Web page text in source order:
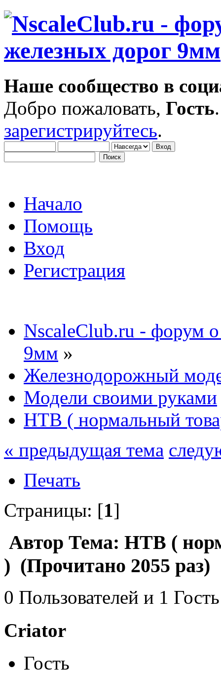
Наше сообщество в
Добро пожаловать, Гость
зарегистрируйтесь.
Начало
Помощь
Вход
Регистрация
NscaleClub.ru - форум
9мм »
Железнодорожный
Модели своими руками
НТВ ( нормальный
« предыдущая тема
Печать
Страницы: [1]
Автор Тема: НТВ (
) (Прочитано 2055 раз)
0 Пользователей и 1
Criator
Гость